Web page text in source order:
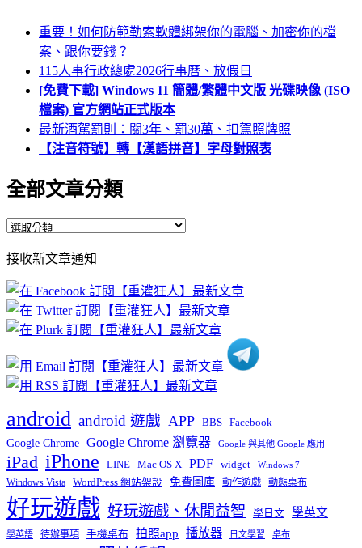
重要！如何防範勒索軟體綁架你的電腦、加密你的檔
案、跟你要錢？
115人事行政總處2026行事曆、放假日
[免費下載] Windows 11 簡體/繁體中文版 光碟映像 (ISO
檔案) 官方網站正式版本
最新酒駕罰則：關3年、罰30萬、扣駕照牌照
【注音符號】轉【漢語拼音】字母對照表
全部文章分類
全
文
章
分
類
接收新文章通知
android android 遊戲 APP BBS Facebook
Google Chrome Google Chrome 瀏覽器 Google 與其他 Google 應用
iPad iPhone LINE Mac OS X PDF widget Windows 7
Windows Vista WordPress 網站架設 免費圖庫 動作遊戲 動態桌布
好玩遊戲 好玩遊戲、休閒益智 學日文 學英文
學英語 待辦事項 手機桌布 拍照app 播放器 日文學習 桌布